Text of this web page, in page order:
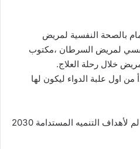
بالصحة النفسية لمريض
لمريض السرطان ،مكتوب
خلال رحلة العلاج.
من اول علبة الدواء ليكون لها
كل التوصيات تتلاءم مع رؤيه العالم لأهداف التنميه المستدامة 2030